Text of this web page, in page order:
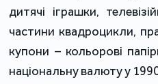
дитячі іграшки,
частини квадроцикли,
купони – кольорові
національну валюту у